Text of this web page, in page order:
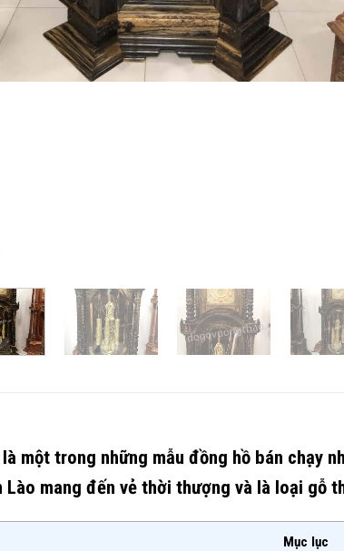
một trong những mẫu đồng hồ bán
Lào mang đến vẻ thời thượng và là loại gỗ
Mục lục